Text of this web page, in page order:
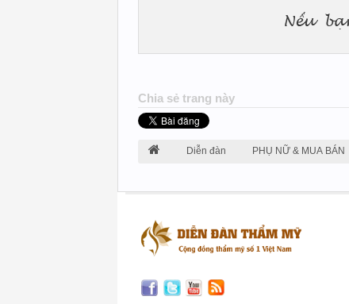
Chia sẻ trang này
Diễn đàn PHỤ NỮ & MUA BÁN